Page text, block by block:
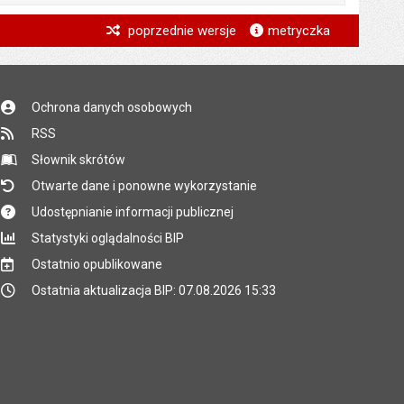
*
*
poprzednie wersje metryczka
Ochrona danych osobowych
RSS
Słownik skrótów
Otwarte dane i ponowne wykorzystanie
Udostępnianie informacji publicznej
Statystyki oglądalności BIP
Ostatnio opublikowane
Ostatnia aktualizacja BIP: 07.08.2026 15:33